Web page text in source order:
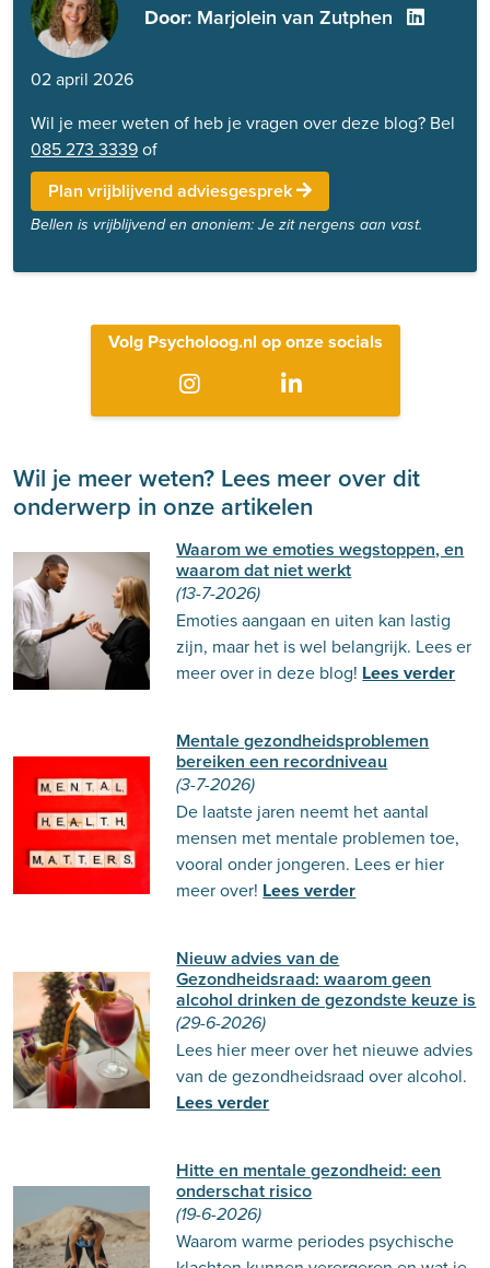
Door: Marjolein van Zutphen
02 april 2026
Wil je meer weten of heb je vragen over deze blog? Bel
085 273 3339of
Plan vrijblijvend adviesgesprek
Bellen is vrijblijvend en anoniem: Je zit nergens aan vast.
Volg Psycholoog.nl op onze socials
Wil je meer weten? Lees meer over dit
onderwerp in onze artikelen
Waarom we emoties wegstoppen, en
waarom dat niet werkt
(13-7-2026)
Emoties aangaan en uiten kan lastig
zijn, maar het is wel belangrijk. Lees er
meer over in deze blog! Lees verder
Mentale gezondheidsproblemen
bereiken een recordniveau
(3-7-2026)
De laatste jaren neemt het aantal
mensen met mentale problemen toe,
vooral onder jongeren. Lees er hier
meer over! Lees verder
Nieuw advies van de
Gezondheidsraad: waarom geen
alcohol drinken de gezondste keuze is
(29-6-2026)
Lees hier meer over het nieuwe advies
van de gezondheidsraad over alcohol.
Lees verder
Hitte en mentale gezondheid: een
onderschat risico
(19-6-2026)
Waarom warme periodes psychische